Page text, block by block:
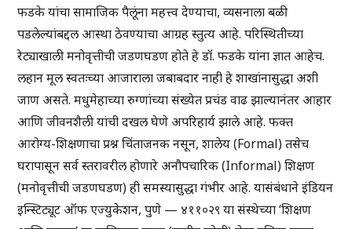
फडके यांचा सामाजिक पैलूंना महत्त्व देण्याचा, व्यसनाला बळी
पडलेल्यांबद्दल आस्था ठेवण्याचा आग्रह स्तुत्य आहे. परिस्थितीच्या
रेट्याखाली मनोवृत्तीची जडणघडण होते हे डॉ. फडके यांना ज्ञात आहेच.
लहान मूल स्वतःच्या आजाराला जबाबदार नाही हे शाखांनासुद्धा अशी
जाण असते. मधुमेहाच्या रुग्णांच्या संख्येत प्रचंड वाढ झाल्यानंतर आहार
आणि जीवनशैली यांची दखल घेणे अपरिहार्य झाले आहे. फक्त
आरोग्य-शिक्षणाचा प्रश्न चिंताजनक नसून, शालेय (Formal) तसेच
घरापासून सर्व स्तरावरील होणारे अनौपचारिक (Informal) शिक्षण
(मनोवृत्तीची जडणघडण) ही समस्यासुद्धा गंभीर आहे. यासंबंधाने इंडियन
इन्स्टिट्यूट ऑफ एज्युकेशन, पुणे — ४११०२९ या संस्थेच्या ‘शिक्षण